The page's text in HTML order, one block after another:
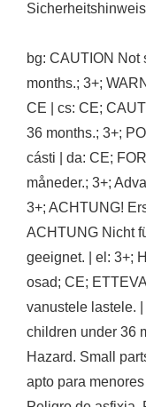
bg: CAUTION Not
months.; 3+;
CE | cs: CE;
36 months.; 3+;
cásti | da: CE;
måneder.; 3+;
3+; ACHTUNG!
ACHTUNG Nicht
geeignet. | el: 3+;
osad; CE;
vanustele lastele.
children under 36
Hazard. Small
apto para